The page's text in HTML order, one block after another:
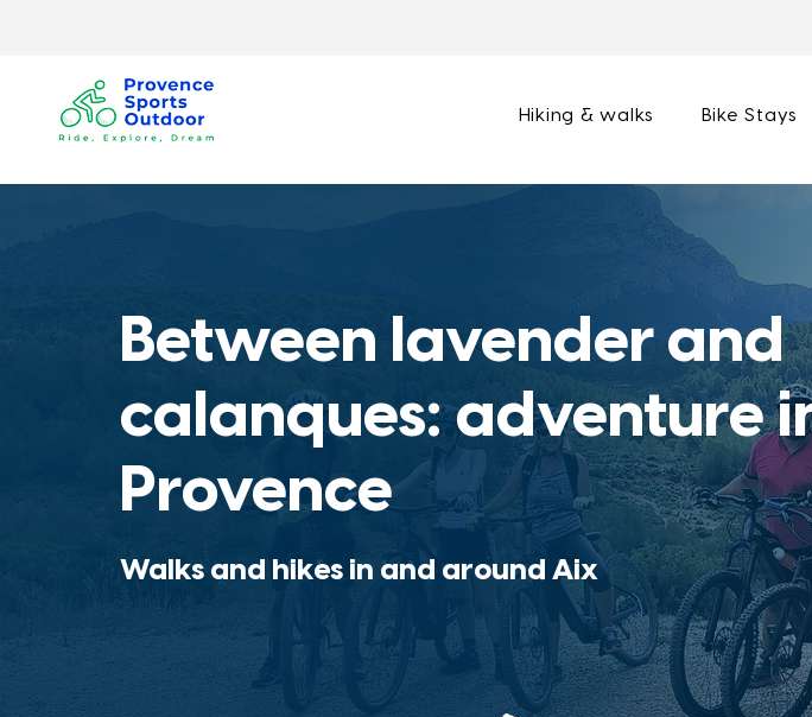
Hiking & walks Bike Stays
Between lavender and
calanques: adventure
Provence
Walks and hikes in and around Aix